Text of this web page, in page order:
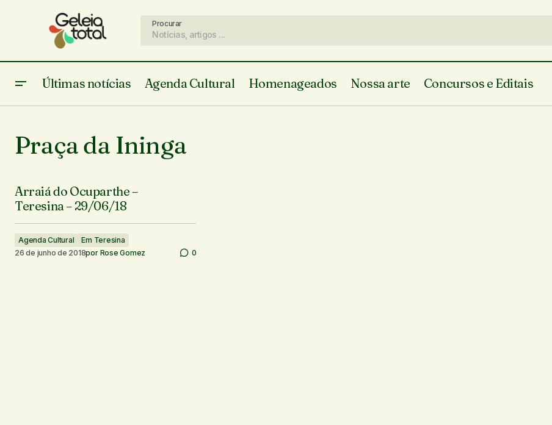
Procurar
Últimas notícias Agenda Cultural Homenageados Nossa arte Concursos e Editais
Praça da Ininga
Arraiá do Ocuparthe –
Teresina – 29/06/18
Agenda Cultural
Em Teresina
26 de junho de 2018por Rose Gomez 0